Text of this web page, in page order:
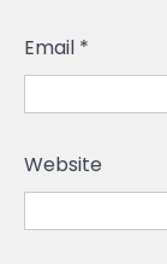
Email *
Website